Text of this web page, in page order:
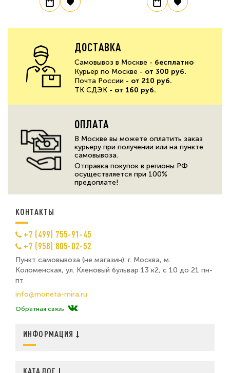
ДОСТАВКА
Самовывоз в Москве - бесплатно
Курьер по Москве - от 300 руб.
Почта России - от 210 руб.
ТК СДЭК - от 160 руб.
ОПЛАТА
В Москве вы можете оплатить заказ
курьеру при получении или на пункте
самовывоза.
Отправка покупок в регионы РФ
осуществляется при 100%
предоплате!
КОНТАКТЫ
+7 (499) 755-91-45
+7 (958) 805-02-52
Пункт самовывоза (не магазин): г. Москва, м.
Коломенская, ул. Кленовый бульвар 13 к2; с 10 до 21 пн-
пт
info@moneta-mira.ru
Обратная связь
ИНФОРМАЦИЯ
КАТАЛОГ